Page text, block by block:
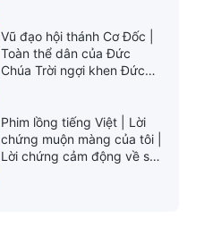
Vũ đạo hội thánh Cơ Đốc |
Toàn thể dân của Đức
Chúa Trời ngợi khen Đức
Phim lồng tiếng Việt | Lời
chứng muộn màng của tôi |
Lời chứng cảm động về sự